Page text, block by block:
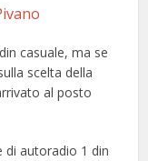
casuale, ma se
scelta della
al posto
di autoradio 1 din